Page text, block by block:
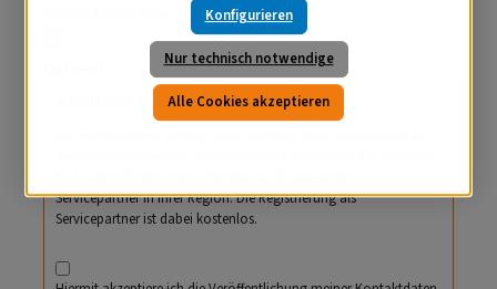
Wählen Sie eine Datei von Ihrem Rechner aus.
Servicepartner werden
Servicepartner in Ihrer Region. Die Registrierung als
Servicepartner ist dabei kostenlos.
Nur technisch notwendige
Konfigurieren
Alle Cookies akzeptieren